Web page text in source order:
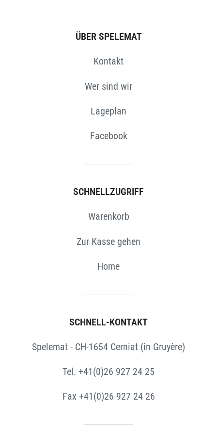
ÜBER SPELEMAT
Kontakt
Wer sind wir
Lageplan
Facebook
SCHNELLZUGRIFF
Warenkorb
Zur Kasse gehen
Home
SCHNELL-KONTAKT
Spelemat - CH-1654 Cerniat (in Gruyère)
Tel. +41(0)26 927 24 25
Fax +41(0)26 927 24 26